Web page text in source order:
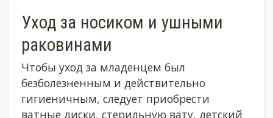
Уход за носиком и ушными
раковинами
Чтобы уход за младенцем был
безболезненным и действительно
гигиеничным, следует приобрести
ватные диски, стерильную вату, детский